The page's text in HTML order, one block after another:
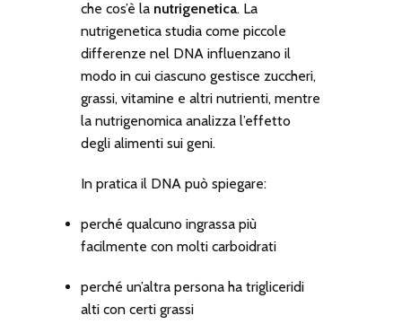
che cos’è la nutrigenetica. La
nutrigenetica studia come piccole
differenze nel DNA influenzano il
modo in cui ciascuno gestisce zuccheri,
grassi, vitamine e altri nutrienti, mentre
la nutrigenomicaanalizza l’effetto
degli alimenti sui geni.
In pratica il DNA può spiegare:
perché qualcuno ingrassa più
facilmente con molti carboidrati
perché un’altra persona ha trigliceridi
alti con certi grassi